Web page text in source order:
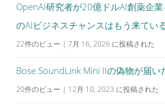
OpenAI研究者が20億ドルAI創薬企
のAIビジネスチャンスはもう来てい
22件のビュー | 7月 16, 2026 に投稿された
Bose SoundLink Mini IIの偽物が届い
20件のビュー | 12月 10, 2023 に投稿された